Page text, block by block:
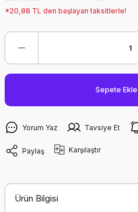
*20,88 TL den başlayan taksitlerle!
Sepete Ekle
Yorum Yaz Tavsiye Et
Paylaş Karşılaştır
Ürün Bilgisi